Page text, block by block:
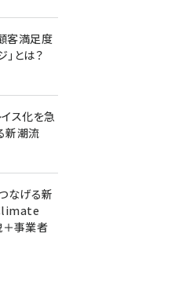
客満足度
とは？
ス化を急
新潮流
なげる新
事業者